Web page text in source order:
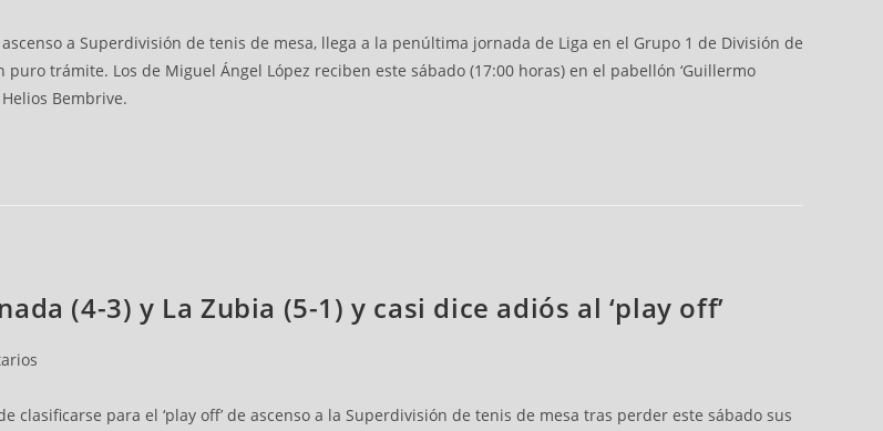
a Superdivisión de tenis de mesa, llega a la penúltima jornada de Liga en el Grupo 1 de División de
trámite. Los de Miguel Ángel López reciben este sábado (17:00 horas) en el pabellón ‘Guillermo
Bembrive.
(4-3) y La Zubia (5-1) y casi dice adiós al ‘play off’
clasificarse para el ‘play off’ de ascenso a la Superdivisión de tenis de mesa tras perder este sábado sus